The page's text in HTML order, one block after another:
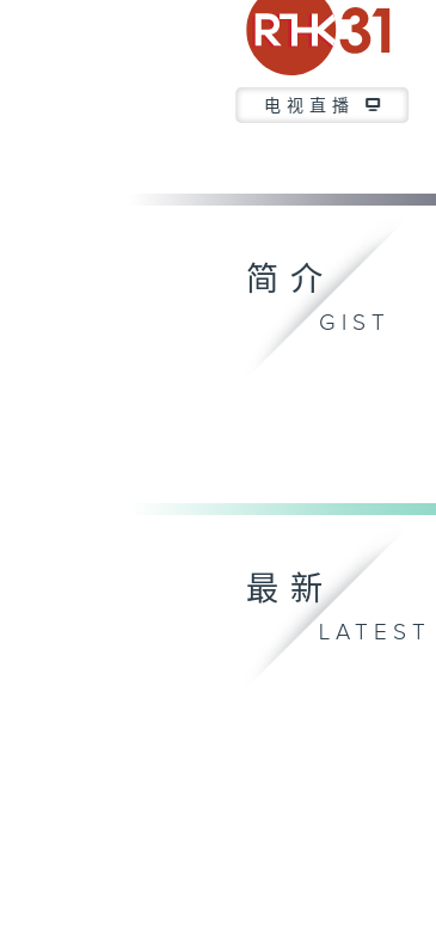
电视直播
简介
GIST
最新
LATEST